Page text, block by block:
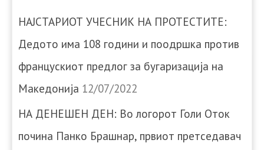
НАЈСТАРИОТ УЧЕСНИК НА ПРОТЕСТИТЕ:
Дедото има 108 години и поодршка против
францускиот предлог за бугаризација на
Македонија 12/07/2022
НА ДЕНЕШЕН ДЕН: Во логорот Голи Оток
почина Панко Брашнар, првиот претседавач